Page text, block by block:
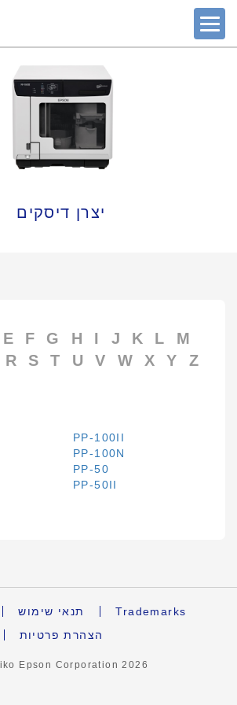
יצרן דיסקים
E F G H I J K L
M
R S T U V W X Y Z
PP-100II
PP-100N
PP-50
PP-50II
תנאי שימוש
Trademarks
הצהרת פרטיות
Epson Corporation2026